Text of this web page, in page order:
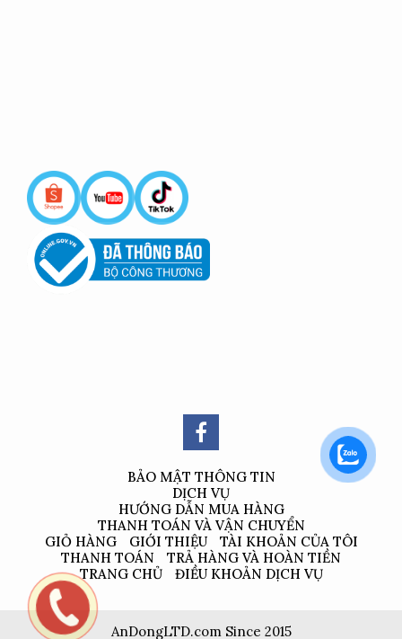
BẢO MẬT THÔNG TIN
DỊCH VỤ
HƯỚNG DẪN MUA HÀNG
THANH TOÁN VÀ VẬN CHUYỂN
GIỎ HÀNG
GIỚI THIỆU
TÀI KHOẢN CỦA TÔI
THANH TOÁN
TRẢ HÀNG VÀ HOÀN TIỀN
TRANG CHỦ
ĐIỀU KHOẢN DỊCH VỤ
AnDongLTD.com Since 2015